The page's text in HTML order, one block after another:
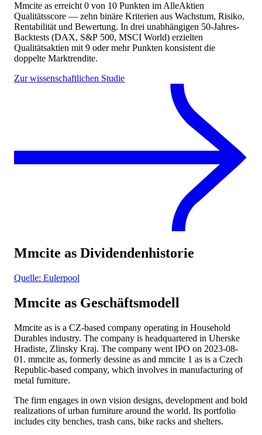
Mmcite as erreicht 0 von 10 Punkten im AlleAktien
Qualitätsscore — zehn binäre Kriterien aus Wachstum, Risiko,
Rentabilität und Bewertung. In drei unabhängigen 50-Jahres-
Backtests (DAX, S&P 500, MSCI World) erzielten
Qualitätsaktien mit 9 oder mehr Punkten konsistent die
doppelte Marktrendite.
Zur wissenschaftlichen Studie
Mmcite as Dividendenhistorie
Quelle: Eulerpool
Mmcite as Geschäftsmodell
Mmcite as is a CZ-based company operating in Household
Durables industry. The company is headquartered in Uherske
Hradiste, Zlinsky Kraj. The company went IPO on 2023-08-
01. mmcite as, formerly dessine as and mmcite 1 as is a Czech
Republic-based company, which involves in manufacturing of
metal furniture.
The firm engages in own vision designs, development and bold
realizations of urban furniture around the world. Its portfolio
includes city benches, trash cans, bike racks and shelters.